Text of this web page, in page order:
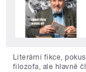
Literární fikce,
filozofa, ale hlavně